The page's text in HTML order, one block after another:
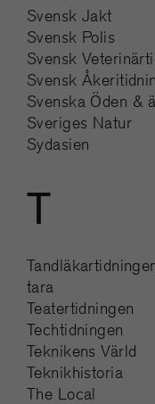
Svensk Jakt
Svensk Polis
Svensk
Svensk
Svenska Öden &
Sveriges Natur
Sydasien
T
tara
Teatertidningen
Techtidningen
Teknikens Värld
Teknikhistoria
The Local